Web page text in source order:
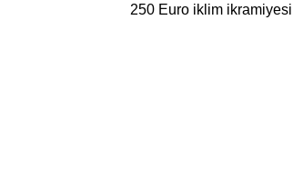
250 Euro iklim